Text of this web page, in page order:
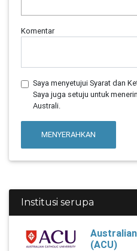
Komentar
Saya menyetujui Syarat dan
Saya juga setuju untuk
Australi.
MENYERAHKAN
Institusi serupa
(ACU)